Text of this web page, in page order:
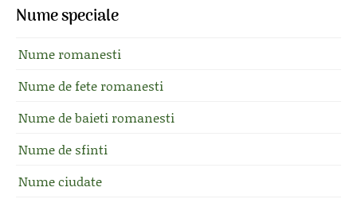
Nume speciale
Nume romanesti
Nume de fete romanesti
Nume de baieti romanesti
Nume de sfinti
Nume ciudate